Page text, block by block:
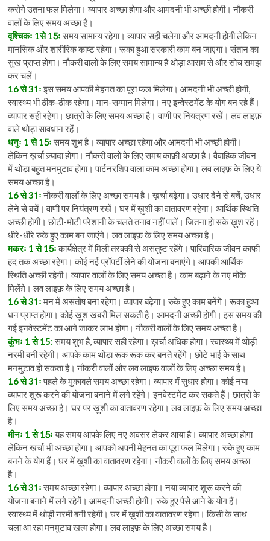
करोगे उतना फल मिलेगा। व्यापार अच्छा होगा और आमदनी भी अच्छी होगी। नौकरी
वालों के लिए समय अच्छा है।
वृश्चिकः 1से 15ः समय सामान्य रहेगा। व्यापार सही चलेगा और आमदनी होगी लेकिन
मानसिक और शारीरिक काष्ट रहेगा। रूका हुआ सरकारी काम बन जाएगा। संतान का
सुख प्राप्त होगा। नौकरी वालों के लिए समय सामान्य है थोड़ा आराम से और सोच समझ
कर चलें।
16 से 31ः इस समय आपकी मेहनत का पूरा फल मिलेगा। आमदनी भी अच्छी होगी,
स्वास्थ्य भी ठीक-ठीक रहेगा। मान-सम्मान मिलेगा। नए इन्वेस्टमेंट के योग बन रहे हैं।
व्यापार सही रहेगा। छात्रों के लिए समय अच्छा है। वाणी पर नियंत्रण रखें। लव लाइफ़
वाले थोड़ा सावधान रहें।
धनुः 1 से 15ः समय शुभ है। व्यापार अच्छा रहेगा और आमदनी भी अच्छी होगी।
लेकिन ख़र्चा ज़्यादा होगा। नौकरी वालों के लिए समय काफ़ी अच्छा है। वैवाहिक जीवन
में थोड़ा बहुत मनमुटाव होगा। पार्टनरशिप वाला काम अच्छा होगा। लव लाइफ़ के लिए ये
समय अच्छा है।
16 से 31ः नौकरी वालों के लिए अच्छा समय है। ख़र्चा बढ़ेगा। उधार देने से बचें, उधार
लेने से बचें। वाणी पर नियंत्रण रखें। घर में ख़ुशी का वातावरण रहेगा। आर्थिक स्थिति
अच्छी होगी। छोटी-मोटी परेशानी के चलते तनाव नहीं पालें। जितना हो सके ख़ुश रहें।
धीरे-धीरे रुके हुए काम बन जाएंगे। लव लाइफ़ के लिए समय अच्छा है।
मकरः 1 से 15ःकार्यक्षेत्र में मिली तरक्की से असंतुष्ट रहेंगे। पारिवारिक जीवन काफी
हद तक अच्छा रहेगा। कोई नई प्रॉपर्टी लेने की योजना बनाएंगे। आपकी आर्थिक
स्थिति अच्छी रहेगी। व्यापार वालों के लिए समय अच्छा है। काम बढ़ाने के नए मोके
मिलेंग़े। लव लाइफ़ के लिए समय अच्छा है।
16 से 31ः मन में असंतोष बना रहेगा। व्यापार बढ़ेगा। रुके हुए काम बनेंगे। रूका हुआ
धन प्राप्त होगा। कोई ख़ुश ख़बरी मिल सकती है। आमदनी अच्छी होगी। इस समय की
गई इनवेस्टमेंट का आगे जाकर लाभ होगा। नौकरी वालों के लिए समय अच्छा है।
कुंभः 1 से 15:समय शुभ है, व्यापार सही रहेगा। ख़र्चा अधिक होगा। स्वास्थ्य में थोड़ी
नरमी बनी रहेगी। आपके काम थोड़ा रूक रूक कर बनते रहेंगे। छोटे भाई के साथ
मनमुटाव हो सकता है। नौकरी वालों और लव लाइफ वालों के लिए अच्छा समय है।
16 से 31ः पहले के मुकाबले समय अच्छा रहेगा। व्यापार में सुधार होगा। कोई नया
व्यापार शुरू करने की योजना बनाने में लगे रहेंगे। इनवेस्टमेंट कर सकते हैं। छात्रों के
लिए समय अच्छा है। घर पर ख़ुशी का वातावरण रहेगा। लव लाइफ़ के लिए समय अच्छा
है।
मीनः 1 से 15ः यह समय आपके लिए नए अवसर लेकर आया है। व्यापार अच्छा होगा
लेकिन ख़र्चा भी अच्छा होगा। आपको अपनी मेहनत का पूरा फल मिलेगा। रुके हुए काम
बनने के योग हैं। घर में ख़ुशी का वातावरण रहेगा। नौकरी वालों के लिए समय अच्छा
है।
16 से 31ः समय अच्छा रहेगा। व्यापार अच्छा होगा। नया व्यापार शुरू करने की
योजना बनाने में लगे रहेगें। आमदनी अच्छी होगी। रुके हुए पैसे आने के योग हैं।
स्वास्थ्य में थोड़ी नरमी बनी रहेगी। घर में ख़ुशी का वातावरण रहेगा। किसी के साथ
चला आ रहा मनमुटाव खत्म होगा। लव लाइफ़ के लिए अच्छा समय है।